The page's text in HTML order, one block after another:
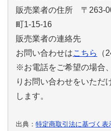
販売業者の住所 〒263-
町1-15-16
販売業者の連絡先
お問い合わせはこちら
（
※お電話をご希望の場合
りお問い合わせをいただ
します。
出典： 特定商取引法に基づく表